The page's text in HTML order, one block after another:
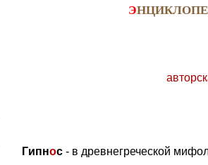
Э
Гипнос - в древнегреческой